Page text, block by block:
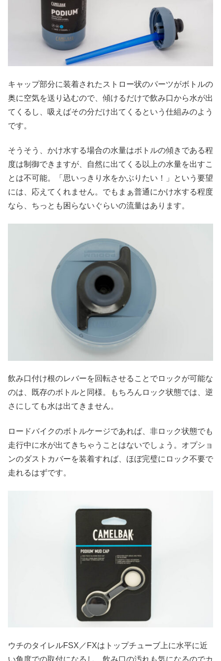
キャップ部分に装着されたストロー状のパーツがボトルの
奥に空気を送り込むので、傾けるだけで飲み口から水が出
てくるし、吸えばその分だけ出てくるという仕組みのよう
です。
そうそう、かけ水する場合の水量はボトルの傾きである程
度は制御できますが、自然に出てくる以上の水量を出すこ
とは不可能。「思いっきり水をかぶりたい！」という要望
には、応えてくれません。でもまぁ普通にかけ水する程度
なら、ちっとも困らないぐらいの流量はあります。
飲み口付け根のレバーを回転させることでロックが可能な
のは、既存のボトルと同様。もちろんロック状態では、逆
さにしても水は出てきません。
ロードバイクのボトルケージであれば、非ロック状態でも
走行中に水が出てきちゃうことはないでしょう。オプショ
ンのダストカバーを装着すれば、ほぼ完璧にロック不要で
走れるはずです。
ウチのタイレルFSX／FXはトップチューブ上に水平に近
い角度での取付になるし、飲み口の汚れも気になるのでカ